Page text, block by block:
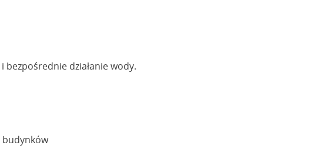
działanie wody.
budynków